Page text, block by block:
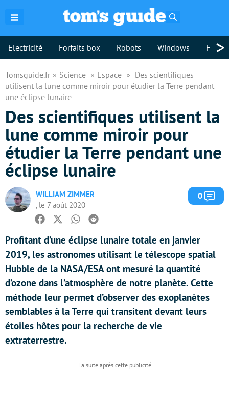
Electricité Forfaits box Robots Windows >
Tomsguide.fr Science Espace
Des scientifiques
utilisent la lune comme miroir pour étudier la Terre pendant
une éclipse lunaire
Des scientifiques utilisent la
lune comme miroir pour
étudier la Terre pendant une
éclipse lunaire
WILLIAM ZIMMER
, le 7 août 2020
0
Facebook
TwitterWhatsapp
Reddit
Profitant d’une éclipse lunaire totale en janvier
2019, les astronomes utilisant le télescope spatial
Hubble de la NASA/ESA ont mesuré la quantité
d’ozone dans l’atmosphère de notre planète. Cette
méthode leur permet d’observer des exoplanètes
semblables à la Terre qui transitent devant leurs
étoiles hôtes pour la recherche de vie
extraterrestre.